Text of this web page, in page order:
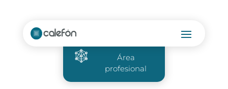
Área
profesional